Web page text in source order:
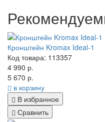
Кронштейн Kromax Ideal-1
Код товара: 113357
4 990 р.
5 670 р.
в корзину
В избранное
Сравнить